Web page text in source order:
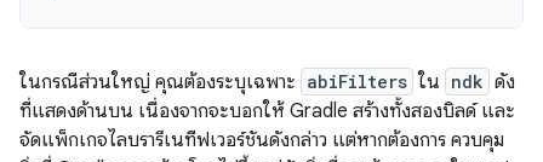
ในกรณีส่วนใหญ่ คุณต้องระบุเฉพาะ abiFilters ใน ndk ดัง
ที่แสดงด้านบน เนื่องจากจะบอกให้ Gradle สร้างทั้งสองบิลด์ และ
จัดแพ็กเกจไลบรารีเนทีฟเวอร์ชันดังกล่าว แต่หากต้องการ ควบคุม